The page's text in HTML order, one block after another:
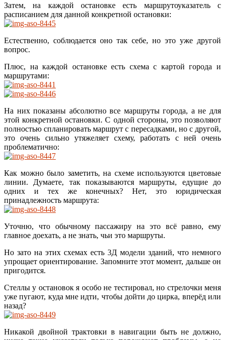
Затем, на каждой остановке есть маршрутоуказатель с
расписанием для данной конкретной остановки:
Естественно, соблюдается оно так себе, но это уже другой
вопрос.
Плюс, на каждой остановке есть схема с картой города и
маршрутами:
На них показаны абсолютно все маршруты города, а не для
этой конкретной остановки. С одной стороны, это позволяют
полностью спланировать маршрут с пересадками, но с другой,
это очень сильно утяжеляет схему, работать с ней очень
проблематично:
Как можно было заметить, на схеме используются цветовые
линии. Думаете, так показываются маршруты, едущие до
одних и тех же конечных? Нет, это юридическая
принадлежность маршрута:
Уточню, что обычному пассажиру на это всё равно, ему
главное доехать, а не знать, чьи это маршруты.
Но зато на этих схемах есть 3Д модели зданий, что немного
упрощает ориентирование. Запомните этот момент, дальше он
пригодится.
Стеллы у остановок я особо не тестировал, но стрелочки меня
уже пугают, куда мне идти, чтобы дойти до цирка, вперёд или
назад?
Никакой двойной трактовки в навигации быть не должно,